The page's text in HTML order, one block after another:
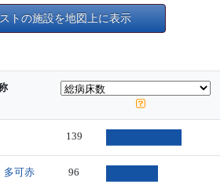
トの施設を地図上に表示
139
可赤
96